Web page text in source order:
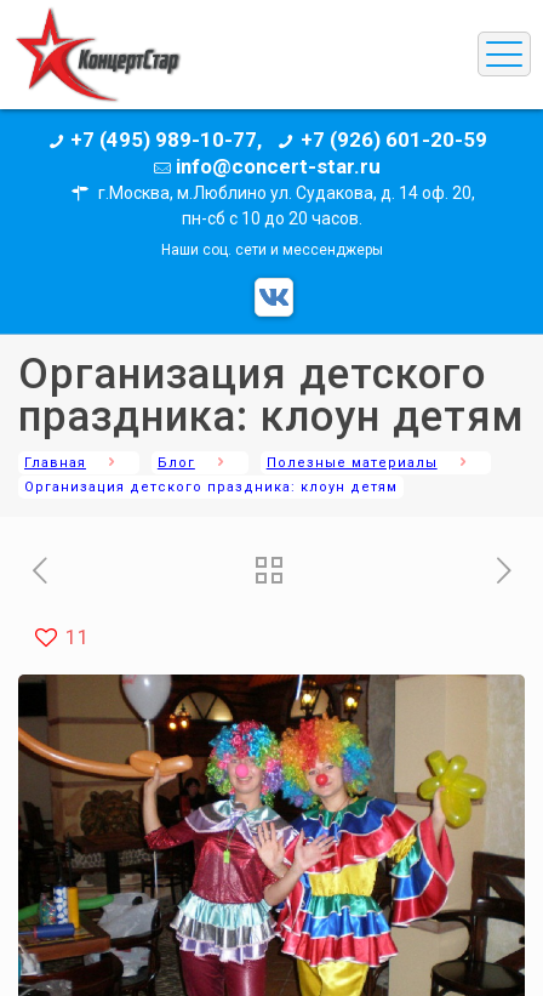
+7 (495) 989-10-77,
+7 (926) 601-20-59
info@concert-star.ru
г.Москва, м.Люблино ул. Судакова, д. 14 оф. 20,
пн-сб с 10 до 20 часов.
Наши соц. сети и мессенджеры
Организация детского
праздника: клоун детям
Главная Блог
Полезные материалы
Организация детского праздника: клоун детям
11